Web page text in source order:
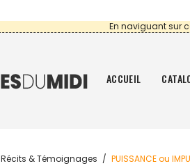
En naviguant sur
ACCUEIL
Récits & Témoignages PUISSANCE ou